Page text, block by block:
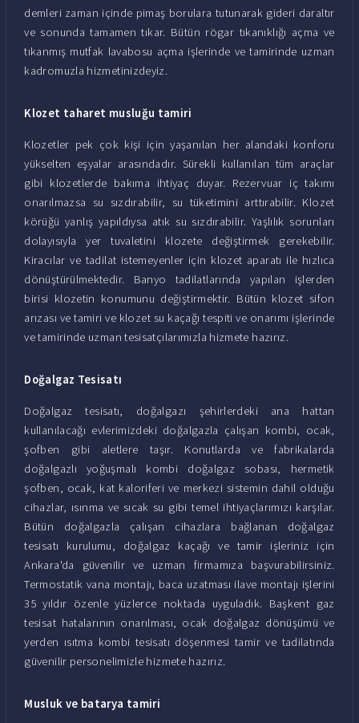
demleri zaman içinde pimaş borulara tutunarak gideri daraltır
ve sonunda tamamen tıkar. Bütün rögar tıkanıklığı açma ve
tıkanmış mutfak lavabosu açma işlerinde ve tamirinde uzman
kadromuzla hizmetinizdeyiz.
Klozet taharet musluğu tamiri
Klozetler pek çok kişi için yaşanılan her alandaki konforu
yükselten eşyalar arasındadır. Sürekli kullanılan tüm araçlar
gibi klozetlerde bakıma ihtiyaç duyar. Rezervuar iç takımı
onarılmazsa su sızdırabilir, su tüketimini arttırabilir. Klozet
körüğü yanlış yapıldıysa atık su sızdırabilir. Yaşlılık sorunları
dolayısıyla yer tuvaletini klozete değiştirmek gerekebilir.
Kiracılar ve tadilat istemeyenler için klozet aparatı ile hızlıca
dönüştürülmektedir. Banyo tadilatlarında yapılan işlerden
birisi klozetin konumunu değiştirmektir. Bütün klozet sifon
arızası ve tamiri ve klozet su kaçağı tespiti ve onarımı işlerinde
ve tamirinde uzman tesisatçılarımızla hizmete hazırız.
Doğalgaz Tesisatı
Doğalgaz tesisatı, doğalgazı şehirlerdeki ana hattan
kullanılacağı evlerimizdeki doğalgazla çalışan kombi, ocak,
şofben gibi aletlere taşır. Konutlarda ve fabrikalarda
doğalgazlı yoğuşmalı kombi doğalgaz sobası, hermetik
şofben, ocak, kat kaloriferi ve merkezi sistemin dahil olduğu
cihazlar, ısınma ve sıcak su gibi temel ihtiyaçlarımızı karşılar.
Bütün doğalgazla çalışan cihazlara bağlanan doğalgaz
tesisatı kurulumu, doğalgaz kaçağı ve tamir işleriniz için
Ankara'da güvenilir ve uzman firmamıza başvurabilirsiniz.
Termostatik vana montajı, baca uzatması ilave montajı işlerini
35 yıldır özenle yüzlerce noktada uyguladık. Başkent gaz
tesisat hatalarının onarılması, ocak doğalgaz dönüşümü ve
yerden ısıtma kombi tesisatı döşenmesi tamir ve tadilatında
güvenilir personelimizle hizmete hazırız.
Musluk ve batarya tamiri